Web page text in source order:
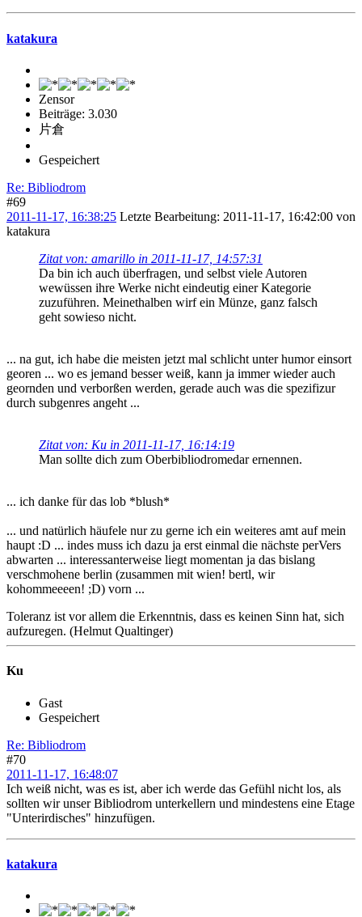
katakura
Zensor
Beiträge: 3.030
片倉
Gespeichert
Re: Bibliodrom
#69
2011-11-17, 16:38:25 Letzte Bearbeitung: 2011-11-17, 16:42:00 von
katakura
Zitat von: amarillo in 2011-11-17, 14:57:31
Da bin ich auch überfragen, und selbst viele Autoren
wewüssen ihre Werke nicht eindeutig einer Kategorie
zuzuführen. Meinethalben wirf ein Münze, ganz falsch
geht sowieso nicht.
... na gut, ich habe die meisten jetzt mal schlicht unter humor einsort
georen ... wo es jemand besser weiß, kann ja immer wieder auch
geornden und verborßen werden, gerade auch was die spezifizur
durch subgenres angeht ...
Zitat von: Ku in 2011-11-17, 16:14:19
Man sollte dich zum Oberbibliodromedar ernennen.
... ich danke für das lob *blush*
... und natürlich häufele nur zu gerne ich ein weiteres amt auf mein
haupt :D ... indes muss ich dazu ja erst einmal die nächste perVers
abwarten ... interessanterweise liegt momentan ja das bislang
verschmohene berlin (zusammen mit wien! bertl, wir
kohommeeeen! ;D) vorn ...
Toleranz ist vor allem die Erkenntnis, dass es keinen Sinn hat, sich
aufzuregen. (Helmut Qualtinger)
Ku
Gast
Gespeichert
Re: Bibliodrom
#70
2011-11-17, 16:48:07
Ich weiß nicht, was es ist, aber ich werde das Gefühl nicht los, als
sollten wir unser Bibliodrom unterkellern und mindestens eine Etage
"Unterirdisches" hinzufügen.
katakura